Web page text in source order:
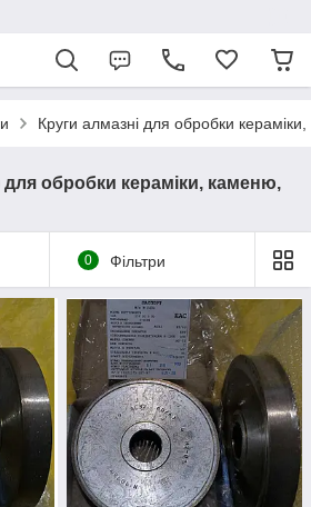
Круги алмазні для обробки
для обробки кераміки, каменю,
0 Фільтри